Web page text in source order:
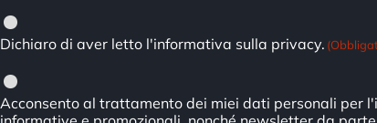
Privacy
Dichiaro di aver letto l'informativa sulla privacy.
Consenso
Acconsento al trattamento dei miei dati personali per